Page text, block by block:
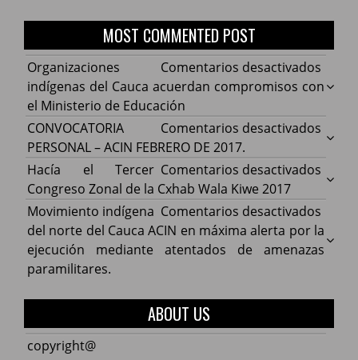
MOST COMMENTED POST
Comentarios desactivados
Cauca
con
de
Organizaciones
indígenas del Cauca acuerdan compromisos con
el Ministerio de Educación
Comentarios desactivados
ACIN
DE
CONVOCATORIA
PERSONAL – ACIN FEBRERO DE 2017.
Comentarios desactivados
Hacía
la
Hacía el Tercer
Congreso Zonal de la Cxhab Wala Kiwe 2017
Comentarios desactivados
Cauca
Movimiento indígena
del norte del Cauca ACIN en máxima alerta por la
ejecución mediante atentados de amenazas
paramilitares.
ABOUT US
copyright@